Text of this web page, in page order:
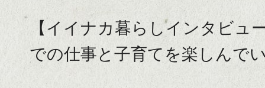
は
じ
め
【イイナカ暮らしインタビュ
での仕事と子育てを楽しんで